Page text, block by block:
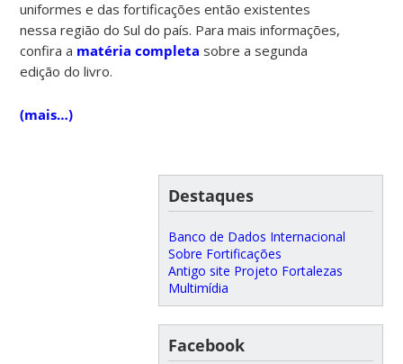
uniformes e das fortificações então existentes
nessa região do Sul do país. Para mais informações,
confira a matéria completa sobre a segunda
edição do livro.
(mais…)
Destaques
Banco de Dados Internacional
Sobre Fortificações
Antigo site Projeto Fortalezas
Multimídia
Facebook